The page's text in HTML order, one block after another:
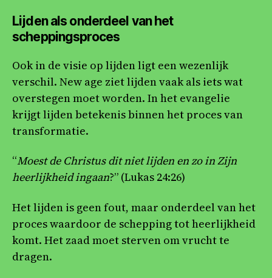
Lijden als onderdeel van het
scheppingsproces
Ook in de visie op lijden ligt een wezenlijk
verschil. New age ziet lijden vaak als iets wat
overstegen moet worden. In het evangelie
krijgt lijden betekenis binnen het proces van
transformatie.
“Moest de Christus dit niet lijden en zo in Zijn
heerlijkheid ingaan?” (Lukas 24:26)
Het lijden is geen fout, maar onderdeel van het
proces waardoor de schepping tot heerlijkheid
komt. Het zaad moet sterven om vrucht te
dragen.